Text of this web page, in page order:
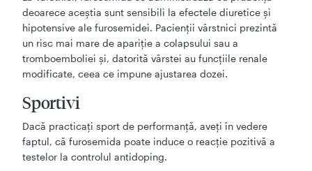
deoarece aceştia sunt sensibili la efectele diuretice şi
hipotensive ale furosemidei. Pacienţii vârstnici prezintă
un risc mai mare de apariţie a colapsului sau a
tromboemboliei şi, datorită vârstei au funcţiile renale
modificate, ceea ce impune ajustarea dozei.
Sportivi
Dacă practicaţi sport de performanţă, aveţi în vedere
faptul, că furosemida poate induce o reacţie pozitivă a
testelor la controlul antidoping.